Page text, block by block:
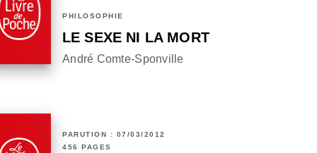
PHILOSOPHIE
LE SEXE NI LA MORT
André Comte-Sponville
PARUTION : 07/03/2012
456 PAGES